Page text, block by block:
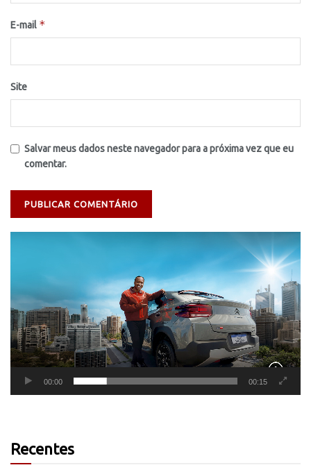
E-mail *
Site
Salvar meus dados neste navegador para a próxima vez que eu
comentar.
00:00 00:15
Recentes